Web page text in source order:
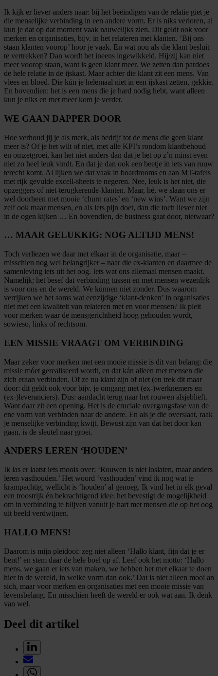
Ik kijk er liever anders naar: bij het beëindigen van de relatie giet je
die menselijke verbinding in een andere vorm. Er is niks verloren, al
kun je dat op dat moment vaak nauwelijks zien. Dit geldt ook voor
merken en organisaties, bijv. in het relateren met klanten. ‘Bij ons
staan klanten voorop’ hoor je vaak. En wat nou als die klant besluit
te vertrekken? Dan wordt het ineens ingewikkeld. Hij/zij kan niet
meer voorop staan, want is geen klant meer. We zetten dan pardoes
de hele relatie in de ijskast. Maar achter die klant zit een mens. Van
vlees en bloed. Die kún je helemaal niet in een ijskast zetten, gekkie.
En bovendien: het is een mens die je hard nodig hebt, want alleen
kun je niks en met meer kom je verder.
WE GAAN DAPPER DOOR
Hoe verhoud jij je als merk, als bedrijf tot de mens die geen klant
meer is? Of je het wilt of niet, met alle KPI’s rondom klantbehoud
en omzetgroei, kan het niet anders dan dat je het op z’n minst even
niet zo heel leuk vindt. En dat je dan ook een beetje in iets van rouw
terecht komt. Al lijken we dat vaak in boardrooms en aan MT-tafels
met rijk gevulde excell-sheets te negeren. Nee, leuk is het niet, die
opzeggers of niet-terugkerende-klanten. Maar, hé, we slaan ons er
wel doorheen met mooie ‘churn rates’ en ‘new wins’. Want we zijn
zelf ook maar mensen, en als iets pijn doet, dan die toch liever niet
in de ogen kijken … En bovendien, de business gaat door, nietwaar?
… MAAR GELUKKIG: NOG ALTIJD MENS!
Toch verliezen we daar met elkaar in de organisatie, maar –
misschien nog wel belangrijker – naar die ex-klanten en daarmee de
samenleving iets uit het oog. Iets wat ons allemaal mensen maakt.
Namelijk; het besef dat verbinding tussen en met mensen wezenlijk
is voor ons en de wereld. We kúnnen niet zonder. Dus waarom
verrijken we het soms wat eenzijdige ‘klant-denken’ in organisaties
niet met een kwaliteit van relateren met en voor mensen? Ik pleit
voor merken waar de mensgerichtheid hoog gehouden wordt,
sowieso, links of rechtsom.
EEN MISSIE VRAAGT OM VERBINDING
Maar zeker voor merken met een mooie missie is dit van belang; die
missie móet gerealiseerd wordt, en dat kán alleen met mensen die
zich eraan verbinden. Of ze nu klant zijn of niet (en trek dit maar
door: dit geldt ook voor bijv. je omgang met (ex-)werknemers en
(ex-)leveranciers). Dus: aandacht terug naar het rouwen alsjeblieft.
Want daar zit een opening. Het is de cruciale overgangsfase van de
ene vorm van verbinden naar de andere. En als je die overslaat, raak
je menselijke verbinding kwijt. Bewust zijn van dat het door kan
gaan, is de sleutel naar groei.
ANDERS LEREN ‘HOUDEN’
Ik las er laatst iets moois over: ‘Rouwen is niet loslaten, maar anders
leren vasthouden.’ Het woord ‘vasthouden’ vind ik nog wat te
krampachtig, wellicht is ‘houden’ al genoeg. Ik vind het in elk geval
een troostrijk én bekrachtigend idee; het bevestigt de mogelijkheid
om in verbinding te blijven vanuit je hart met mensen die op het oog
uit beeld verdwijnen.
HALLO MENS!
Daarom is mijn pleidooi: zeg niet alleen ‘Hallo klant, fijn dat je er
bent!’ en stem daar de hele boel op af. Leef ook het motto: ‘Hallo
mens, we gaan er iets van maken, we hebben het met elkaar te doen
hier in de wereld, in welke vorm dan ook.’ Dat is niet alleen mooi an
sich, maar voor merken en organisaties met een mooie missie van
levensbelang. En misschien heeft de wereld er ook wat aan. Ik denk
van wel.
Deel dit artikel